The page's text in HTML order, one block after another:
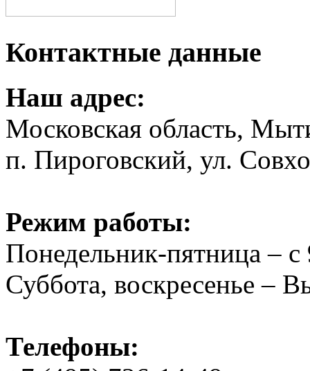
Контактные данные
Наш адрес:
Московская область,
п. Пироговский, ул.
Режим работы:
Понедельник-пятница –
Суббота, воскресенье –
Телефоны: